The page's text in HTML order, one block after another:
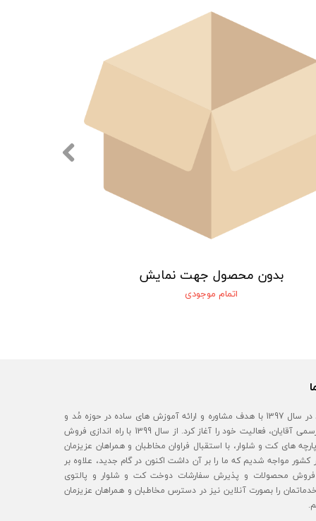
بدون محصول جهت نمایش
اتمام موجودی
آقای مُد در سال 1397 با هدف مشاوره و ارائه آموزش های ساده در حوزه مُد و
استایل رسمی آقایان، فعالیت خود را آغاز کرد. از سال 1399 با راه اندازی فروش
های کت و شلوار، با استقبال فراوان مخاطبان و همراهان عزیزمان
کشور مواجه شدیم که ما را بر آن داشت اکنون در گام جدید، علاوه بر
محصولات و پذیرش سفارشات دوخت کت و شلوار و پالتوی
خدماتمان را بصورت آنلاین نیز در دسترس مخاطبان و همراهان عزیزمان